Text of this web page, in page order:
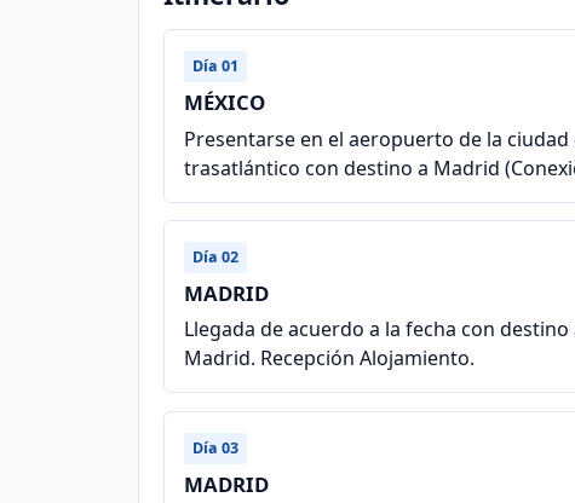
Día 01
MÉXICO
Presentarse en el aeropuerto de la
trasatlántico con destino a Madrid
Día 02
MADRID
Llegada de acuerdo a la fecha con
Madrid. Recepción Alojamiento.
Día 03
MADRID